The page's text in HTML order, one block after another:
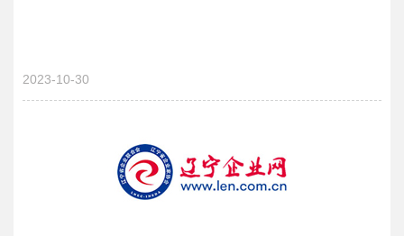
2023-10-30